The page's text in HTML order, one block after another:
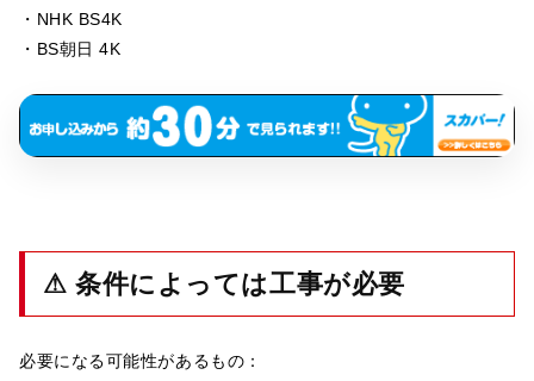
・NHK BS4K
・BS朝日 4K
⚠ 条件によっては工事が必要
必要になる可能性があるもの：